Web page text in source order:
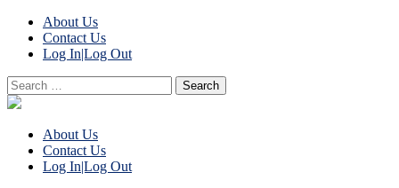
About Us
Contact Us
Log In|Log Out
Search
for:
About Us
Contact Us
Log In|Log Out